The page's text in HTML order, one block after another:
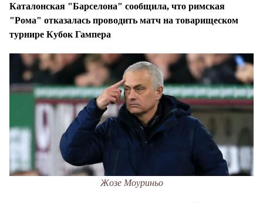
Каталонская "Барселона" сообщила, что римская
"Рома" отказалась проводить матч на товарищеском
турнире Кубок Гампера
Жозе Моуриньо